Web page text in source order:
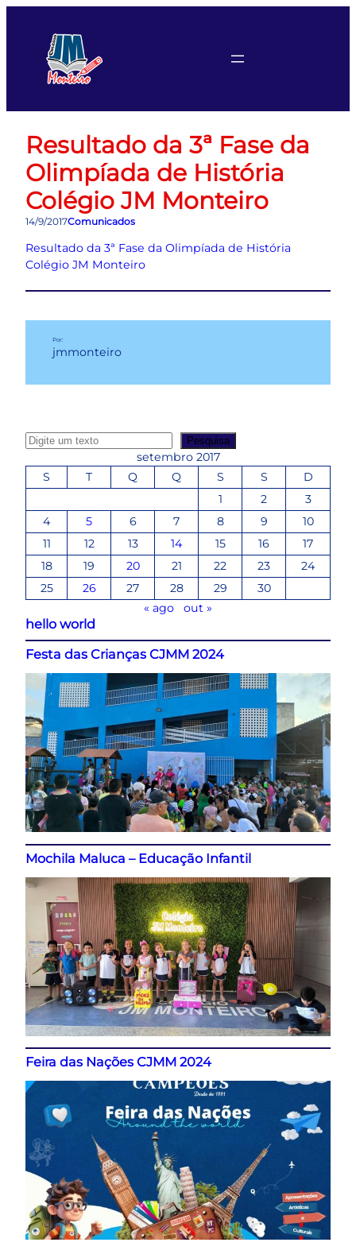
conteúdo
Resultado da 3ª Fase da
Olimpíada de História
Colégio JM Monteiro
14/9/2017Comunicados
Resultado da 3ª Fase da Olimpíada de História
Colégio JM Monteiro
Por:
jmmonteiro
P
q
a
Pesquisa
setembro 2017
S
T Q Q S S
D
1
2
3
4
5 6 7 8 9
10
11
12 13 14 15 16
17
18
19 20 21 22 23
24
25
26 27 28 29
30
« ago
out »
hello world
Festa das Crianças CJMM 2024
Mochila Maluca – Educação Infantil
Feira das Nações CJMM 2024